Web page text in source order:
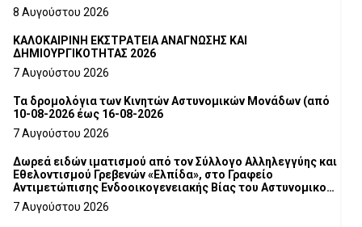
8 Αυγούστου 2026
ΚΑΛΟΚΑΙΡΙΝΗ ΕΚΣΤΡΑΤΕΙΑ ΑΝΑΓΝΩΣΗΣ ΚΑΙ
ΔΗΜΙΟΥΡΓΙΚΟΤΗΤΑΣ 2026
7 Αυγούστου 2026
Τα δρομολόγια των Κινητών Αστυνομικών Μονάδων (από
10-08-2026 έως 16-08-2026
7 Αυγούστου 2026
Δωρεά ειδών ιματισμού από τον Σύλλογο Αλληλεγγύης και
Εθελοντισμού Γρεβενών «Ελπίδα», στο Γραφείο
Αντιμετώπισης Ενδοοικογενειακής Βίας του Αστυνομικού
Τμήματος Γρεβενών
7 Αυγούστου 2026